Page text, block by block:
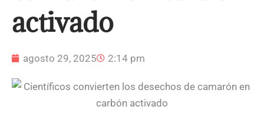
activado
agosto 29, 2025 2:14 pm